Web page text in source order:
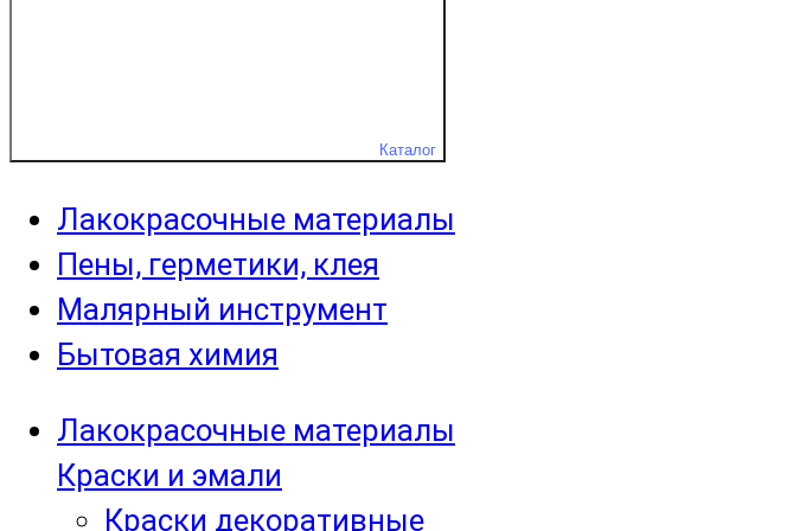
Каталог
Лакокрасочные материалы
Пены, герметики, клея
Малярный инструмент
Бытовая химия
Лакокрасочные материалы
Краски и эмали
Краски декоративные